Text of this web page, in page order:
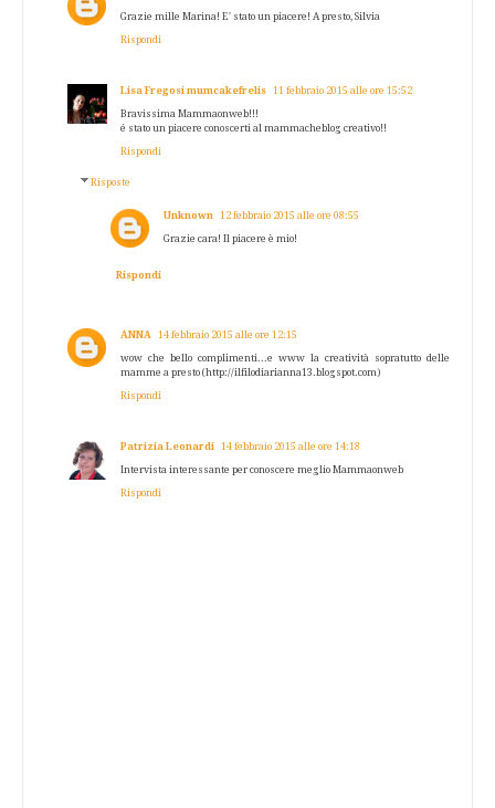
Grazie mille Marina! E' stato un piacere! A presto, Silvia
Rispondi
Lisa Fregosi mumcakefrelis 11 febbraio 2015 alle ore 15:52
Bravissima Mammaonweb!!!
é stato un piacere conoscerti al mammacheblog creativo!!
Rispondi
Risposte
Unknown 12 febbraio 2015 alle ore 08:55
Grazie cara! Il piacere è mio!
Rispondi
ANNA 14 febbraio 2015 alle ore 12:15
wow che bello complimenti...e www la creatività sopratutto delle
mamme a presto (http://ilfilodiarianna13.blogspot.com)
Rispondi
Patrizia Leonardi 14 febbraio 2015 alle ore 14:18
Intervista interessante per conoscere meglio Mammaonweb
Rispondi